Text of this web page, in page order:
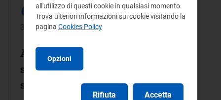
31/01/2011
Accettazione del piano di
sviluppo di nuova capacita' di
stoccaggio. (11A01942)
all'utilizzo di questi cookie in qualsiasi momento.
Trova ulteriori informazioni sui cookie visitando la
pagina Cookies Policy
Opzioni
Rifiuta Accetta